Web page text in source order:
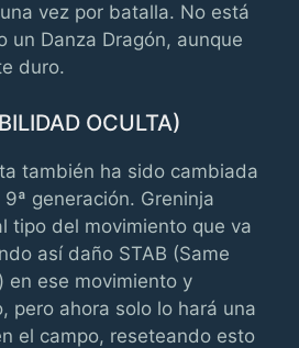
vez por batalla. No está
un Danza Dragón, aunque
duro.
OCULTA)
también ha sido cambiada
generación. Greninja
tipo del movimiento que va
así daño STAB (Same
en ese movimiento y
pero ahora solo lo hará una
el campo, reseteando esto